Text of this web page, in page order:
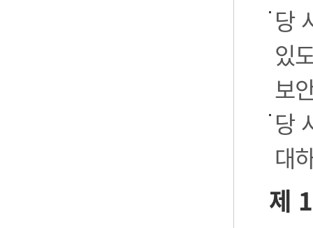
당
있
보
당
대
제